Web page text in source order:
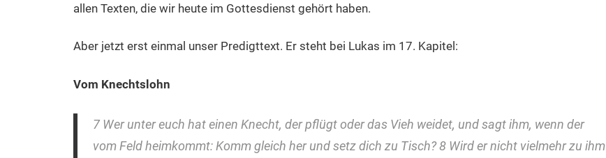
allen Texten, die wir heute im Gottesdienst gehört haben.
Aber jetzt erst einmal unser Predigttext. Er steht bei Lukas im 17. Kapitel:
Vom Knechtslohn
7 Wer unter euch hat einen Knecht, der pflügt oder das Vieh weidet, und sagt ihm, wenn der
vom Feld heimkommt: Komm gleich her und setz dich zu Tisch? 8 Wird er nicht vielmehr zu ihm